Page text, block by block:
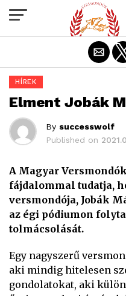
HÍREK
Elment Jobák
By successwolf
Published on
A Magyar
fájdalommal tudatja,
versmondója, Jobák
az égi pódiumon
tolmácsolását.
Egy nagyszerű
aki mindig hitelesen
gondolatokat, aki
Exit